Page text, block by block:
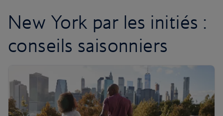
New York par les initiés :
conseils saisonniers